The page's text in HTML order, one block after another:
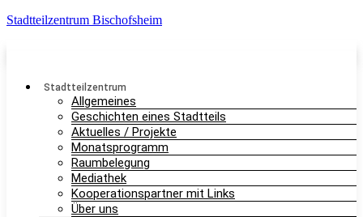
Stadtteilzentrum Bischofsheim
Stadtteilzentrum
Allgemeines
Geschichten eines Stadtteils
Aktuelles / Projekte
Monatsprogramm
Raumbelegung
Mediathek
Kooperationspartner mit Links
Über uns